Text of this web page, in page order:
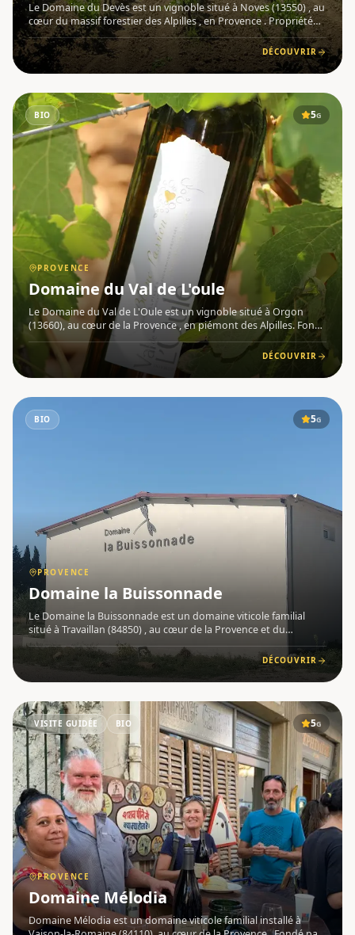
Le Domaine du Devès est un vignoble situé à Noves (13550) , au
cœur du massif forestier des Alpilles , en Provence . Propriété
de la famille Maltinti depuis 1955, ce domaine ancré dans un
terroir sableux et chaud est géré aujourd'hui par LaDÉCOUVRIR
BIO 5G
PROVENCE
Domaine du Val de L'oule
Le Domaine du Val de L'Oule est un vignoble situé à Orgon
(13660), au cœur de la Provence , en piémont des Alpilles. Fondé
en 2003 par Fabrice et Stéphanie Benoit, le domaine s'étend sur
50 hectares, dont treize plantés de vigne, entrecoupéDÉCOUVRIR
BIO 5G
PROVENCE
Domaine la Buissonnade
Le Domaine la Buissonnade est un domaine viticole familial
situé à Travaillan (84850) , au cœur de la Provence et du
vignoble des Côtes du Rhône . Fondé par David et Stéphanie
Monnier, dont l'aventure viticole indépendante débute en 2018
DÉCOUVRIR
VISITE GUIDÉE BIO 5G
PROVENCE
Domaine Mélodia
Domaine Mélodia est un domaine viticole familial installé à